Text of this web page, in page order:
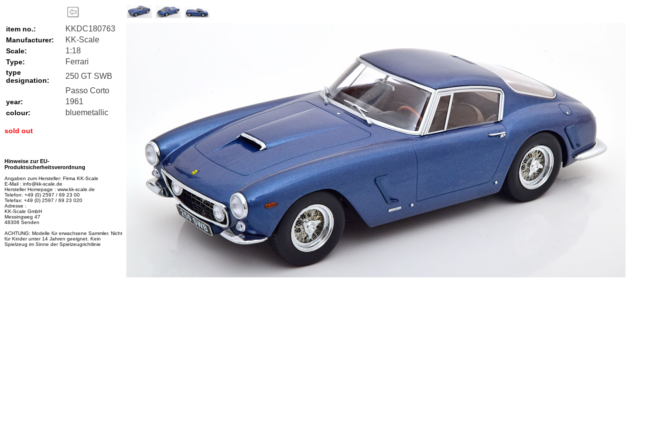
item no.: KKDC180763
Manufacturer: KK-Scale
Scale: 1:18
Type: Ferrari
type
designation:
250 GT SWB
Passo Corto
year: 1961
colour: bluemetallic
sold out
Hinweise zur EU-
Produktsicherheitsverordnung
Angaben zum Hersteller: Firma KK-Scale
E-Mail : info@kk-scale.de
Hersteller Homepage : www.kk-scale.de
Telefon: +49 (0) 2597 / 69 23 00
Telefax: +49 (0) 2597 / 69 23 020
Adresse :
KK-Scale GmbH
Messingweg 47
48308 Senden
ACHTUNG: Modelle für erwachsene Sammler. Nicht
für Kinder unter 14 Jahren geeignet. Kein
Spielzeug im Sinne der Spielzeugrichtlinie